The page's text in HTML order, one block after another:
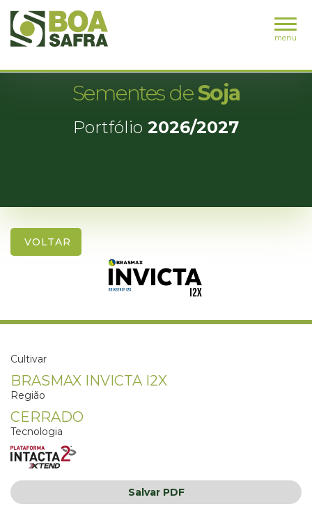
menu
Sementes deSoja
Portfólio 2026/2027
VOLTAR
Cultivar
BRASMAX INVICTA I2X
Região
CERRADO
Tecnologia
SalvarPDF